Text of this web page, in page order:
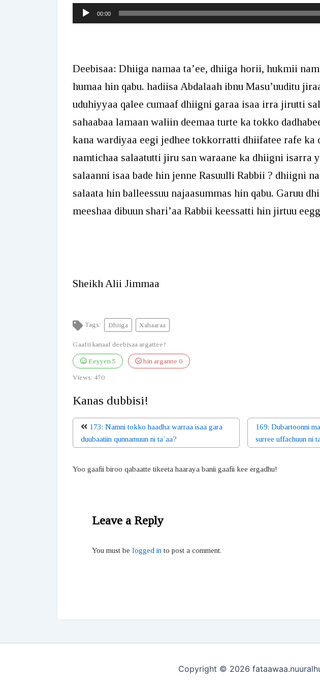
Audio00:00
Deebisaa: Dhiiga namaa ta’ee, dhiiga horii, hukmii
humaa hin qabu. hadiisa Abdalaah ibnu Masu’uuditu
uduhiyyaa qalee cumaaf dhiigni garaa isaa irra jirutti
sahaabaa lamaan waliin deemaa turte ka tokko
kana wardiyaa eegi jedhee tokkorratti dhiifatee rafe ka
namtichaa salaatutti jiru san waraane ka dhiigni isarra
salaanni isaa bade hin jenne Rasuulli Rabbii ? dhiigni
salaata hin balleessuu najaasummas hin qabu. Garuu
meeshaa dibuun shari’aa Rabbii keessatti hin jirtuu
Sheikh Alii Jimmaa
Tags: Dhiiga Xahaaraa
Gaafii kanaaf deebisaa argattee?
Eeyyen 5 hin arganne 0
Views: 470
Kanas dubbisi!
173: Namni tokko haadha warraa isaa gara
duubaatiin qunnamuun ni ta’aa?
169: Dubartoonni
surree uffachuun ni
Yoo gaafii biroo qabaatte tikeeta haaraya banii gaafii kee ergadhu!
Leave a Reply
You must be logged in to post a comment.
Copyright © 2026